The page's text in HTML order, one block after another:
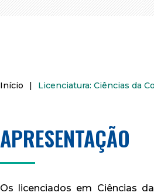
Início | Licenciatura: Ciências da
APRESENTAÇÃO
Os licenciados em Ciências